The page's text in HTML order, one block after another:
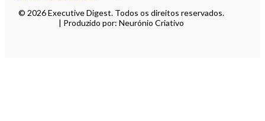
© 2026 Executive Digest. Todos os direitos reservados.
| Produzido por: Neurónio Criativo